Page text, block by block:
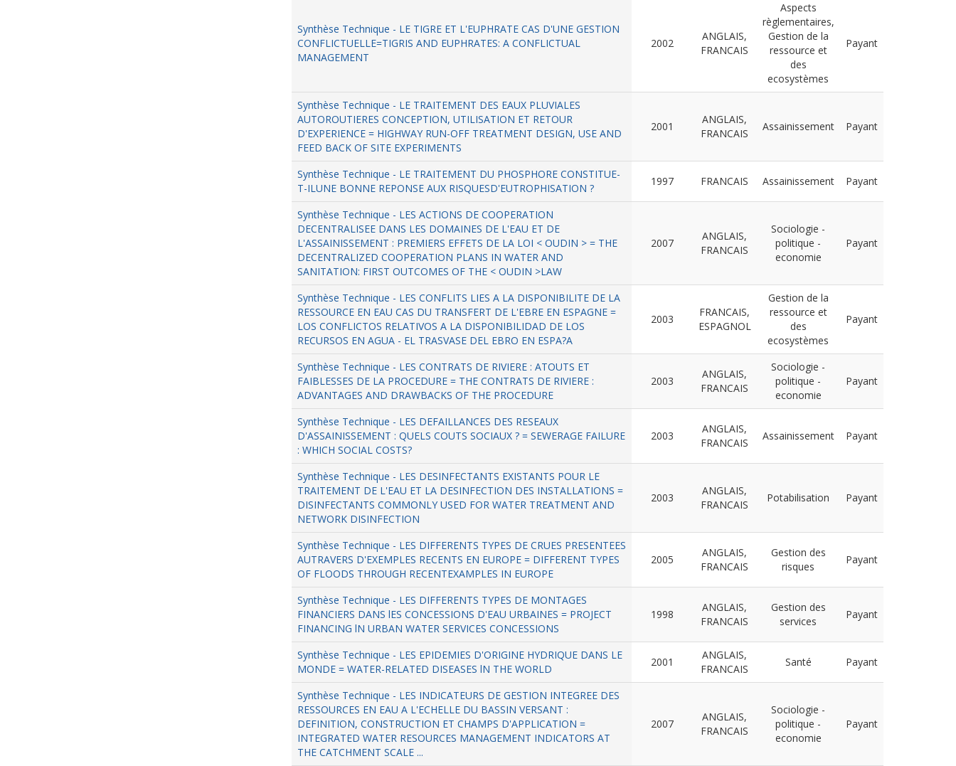
Synthèse Technique - LE TIGRE ET L'EUPHRATE CAS D'UNE GESTION
CONFLICTUELLE=TIGRIS AND EUPHRATES: A CONFLICTUAL
MANAGEMENT
2002
ANGLAIS,
FRANCAIS
Aspects
règlementaires,
Gestion de la
ressource et
des
ecosystèmes
Payant
Synthèse Technique - LE TRAITEMENT DES EAUX PLUVIALES
AUTOROUTIERES CONCEPTION, UTILISATION ET RETOUR
D'EXPERIENCE = HIGHWAY RUN-OFF TREATMENT DESIGN, USE AND
FEED BACK OF SITE EXPERIMENTS
2001
ANGLAIS,
FRANCAIS
Assainissement Payant
Synthèse Technique - LE TRAITEMENT DU PHOSPHORE CONSTITUE-
T-ILUNE BONNE REPONSE AUX RISQUESD'EUTROPHISATION ?
1997 FRANCAIS Assainissement Payant
Synthèse Technique - LES ACTIONS DE COOPERATION
DECENTRALISEE DANS LES DOMAINES DE L'EAU ET DE
L'ASSAINISSEMENT : PREMIERS EFFETS DE LA LOI < OUDIN > = THE
DECENTRALIZED COOPERATION PLANS IN WATER AND
SANITATION: FIRST OUTCOMES OF THE < OUDIN >LAW
2007
ANGLAIS,
FRANCAIS
Sociologie -
politique -
economie
Payant
Synthèse Technique - LES CONFLITS LIES A LA DISPONIBILITE DE LA
RESSOURCE EN EAU CAS DU TRANSFERT DE L'EBRE EN ESPAGNE =
LOS CONFLICTOS RELATIVOS A LA DISPONIBILIDAD DE LOS
RECURSOS EN AGUA - EL TRASVASE DEL EBRO EN ESPA?A
2003
FRANCAIS,
ESPAGNOL
Gestion de la
ressource et
des
ecosystèmes
Payant
Synthèse Technique - LES CONTRATS DE RIVIERE : ATOUTS ET
FAIBLESSES DE LA PROCEDURE = THE CONTRATS DE RIVIERE :
ADVANTAGES AND DRAWBACKS OF THE PROCEDURE
2003
ANGLAIS,
FRANCAIS
Sociologie -
politique -
economie
Payant
Synthèse Technique - LES DEFAILLANCES DES RESEAUX
D'ASSAINISSEMENT : QUELS COUTS SOCIAUX ? = SEWERAGE FAILURE
: WHICH SOCIAL COSTS?
2003
ANGLAIS,
FRANCAIS
Assainissement Payant
Synthèse Technique - LES DESINFECTANTS EXISTANTS POUR LE
TRAITEMENT DE L'EAU ET LA DESINFECTION DES INSTALLATIONS =
DISINFECTANTS COMMONLY USED FOR WATER TREATMENT AND
NETWORK DISINFECTION
2003
ANGLAIS,
FRANCAIS
Potabilisation Payant
Synthèse Technique - LES DIFFERENTS TYPES DE CRUES PRESENTEES
AUTRAVERS D'EXEMPLES RECENTS EN EUROPE = DIFFERENT TYPES
OF FLOODS THROUGH RECENTEXAMPLES IN EUROPE
2005
ANGLAIS,
FRANCAIS
Gestion des
risques
Payant
Synthèse Technique - LES DIFFERENTS TYPES DE MONTAGES
FINANCIERS DANS lES CONCESSIONS D'EAU URBAINES = PROJECT
FINANCING lN URBAN WATER SERVICES CONCESSIONS
1998
ANGLAIS,
FRANCAIS
Gestion des
services
Payant
Synthèse Technique - LES EPIDEMIES D'ORIGINE HYDRIQUE DANS LE
MONDE = WATER-RELATED DISEASES lN THE WORLD
2001
ANGLAIS,
FRANCAIS
Santé Payant
Synthèse Technique - LES INDICATEURS DE GESTION INTEGREE DES
RESSOURCES EN EAU A L'ECHELLE DU BASSIN VERSANT :
DEFINITION, CONSTRUCTION ET CHAMPS D'APPLICATION =
INTEGRATED WATER RESOURCES MANAGEMENT INDICATORS AT
THE CATCHMENT SCALE ...
2007
ANGLAIS,
FRANCAIS
Sociologie -
politique -
economie
Payant